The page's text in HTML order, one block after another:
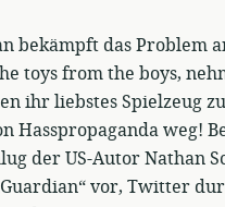
bekämpft das Problem
toys from the boys,
ihr liebstes Spielzeug
Hasspropaganda weg!
der US-Autor Nathan
vor, Twitter